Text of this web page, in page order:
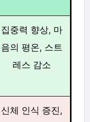
집중력 향상, 마
음의 평온, 스트
레스 감소
신체 인식 증진,